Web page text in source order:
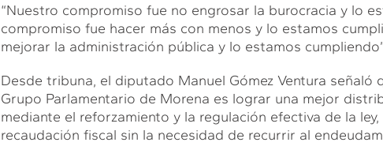
“Nuestro compromiso fue no engrosar la burocracia y lo
compromiso fue hacer más con menos y lo estamos
mejorar la administración pública y lo estamos
Desde tribuna, el diputado Manuel Gómez Ventura señaló
Grupo Parlamentario de Morena es lograr una mejor
mediante el reforzamiento y la regulación efectiva de la
recaudación fiscal sin la necesidad de recurrir al